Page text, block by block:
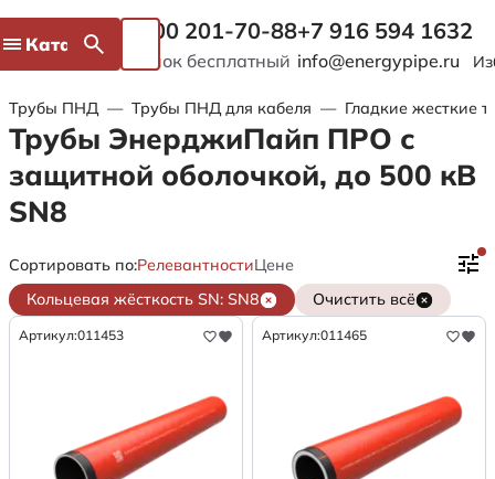
Каталог 8 800 201-70-88
Звонок бесплатный
+7 916 594 1632
info@energypipe.ru
Трубы ПНД — Трубы ПНД для кабеля — Гладкие жесткие
Трубы ЭнерджиПайп ПРО с
защитной оболочкой, до 500 кВ
SN8
Сортировать по:РелевантностиЦене
Кольцевая жёсткость SN: SN8
Очистить всё
Артикул:011453 Артикул:011465